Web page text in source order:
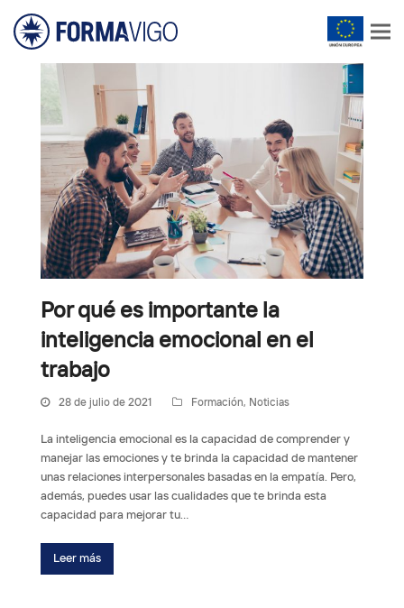
Por qué es importante la
inteligencia emocional en el
trabajo
28 de julio de 2021 Formación, Noticias
La inteligencia emocional es la capacidad de comprender y
manejar las emociones y te brinda la capacidad de mantener
unas relaciones interpersonales basadas en la empatía. Pero,
además, puedes usar las cualidades que te brinda esta
capacidad para mejorar tu…
Leer más